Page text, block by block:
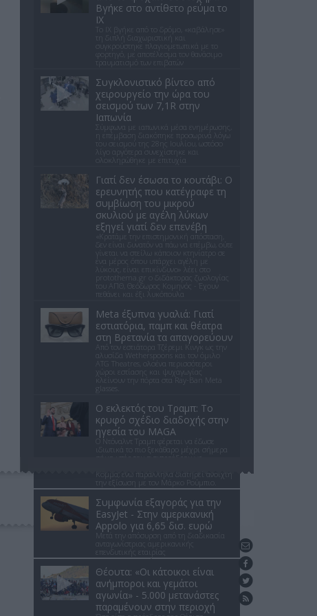
Βγήκε στο αντίθετο ρεύμα το
ΙΧ
Το ΙΧ βγήκε από το δρόμο, «καβάλησε»
τη διπλή διαχωριστική και
συγκρούστηκε πλαγιομετωπικά με το
φορτηγό, με αποτέλεσμα τον θανάσιμο
τραυματισμό των επιβατών
Συγκλονιστικό βίντεο από
χειρουργείο την ώρα του
σεισμού των 7,1R στην
Ιαπωνία
Σύμφωνα με ιαπωνικά μέσα ενημέρωσης,
η επέμβαση διακόπηκε προσωρινά λόγω
του σεισμού της 28ης Ιουλίου, ωστόσο
λίγο αργότερα συνεχίστηκε και
ολοκληρώθηκε με επιτυχία
Γιατί δεν έσωσα το κουτάβι: Ο
ερευνητής που κατέγραφε τη
συμβίωση του μικρού
σκυλιού με αγέλη λύκων
εξηγεί γιατί δεν επενέβη
«Κρατάμε την επιστημονική απόσταση,
δεν είναι δυνατόν να πάω να επέμβω, ούτε
γίνεται να στείλω κάποιον κτηνίατρο σε
ένα μέρος όπου υπάρχει αγέλη με
λύκους, είναι επικίνδυνο» λέει στο
protothema.gr ο διδάκτορας ζωολογίας
του ΑΠΘ, Θεόδωρος Κομηνός - Έχουν
πεθάνει και έξι λυκόπουλα
Meta έξυπνα γυαλιά: Γιατί
εστιατόρια, παμπ και θέατρα
στη Βρετανία τα απαγορεύουν
Από τον εστιάτορα Τζέρεμι Κινγκ ως την
αλυσίδα Wetherspoons και τον όμιλο
ATG Theatres, ολοένα περισσότεροι
χώροι εστίασης και ψυχαγωγίας
κλείνουν την πόρτα στα Ray-Ban Meta
glasses.
Ο εκλεκτός του Τραμπ: Το
κρυφό σχέδιο διαδοχής στην
ηγεσία του MAGA
Ο Ντόναλντ Τραμπ φέρεται να έδωσε
ιδιωτικά το πιο ξεκάθαρο μέχρι σήμερα
σήμα υπέρ του αντιπροέδρου ως
Κόμμα, ενώ παράλληλα διατηρεί ανοιχτή
την εξίσωση με τον Μάρκο Ρούμπιο.
Συμφωνία εξαγοράς για την
EasyJet - Στην αμερικανική
Appolo για 6,65 δισ. ευρώ
Μετά την απόσυρση από τη διαδικασία
ανταγωνίστριας αμερικανικής
επενδυτικής εταιρίας
Θέουτα: «Οι κάτοικοι είναι
ανήμποροι και γεμάτοι
αγωνία» - 5.000 μετανάστες
παραμένουν στην περιοχή
Επικοινωνήστε μαζί μας
Βρείτε μας στο Facebook
Ακολουθήστε μας στο Twitter
Ενημέρωση με RSS feed